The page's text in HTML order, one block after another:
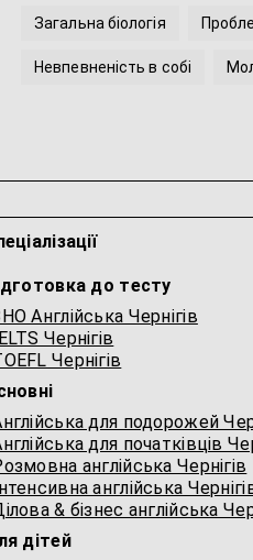
Загальна біологія
Невпевненість в собі
до тесту
Англійська Чернігів
Чернігів
Чернігів
для подорожей
для початківців
англійська Чернігів
англійська
& бізнес англійська
дітей